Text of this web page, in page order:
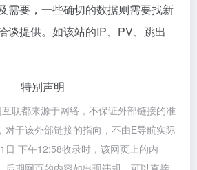
需要，一些确切的数据则需要找新
谈提供。如该站的IP、PV、跳出
特别声明
联都来源于网络，不保证外部链接的准
对于该外部链接的指向，不由E导航实际
日 下午12:58收录时，该网页上的内